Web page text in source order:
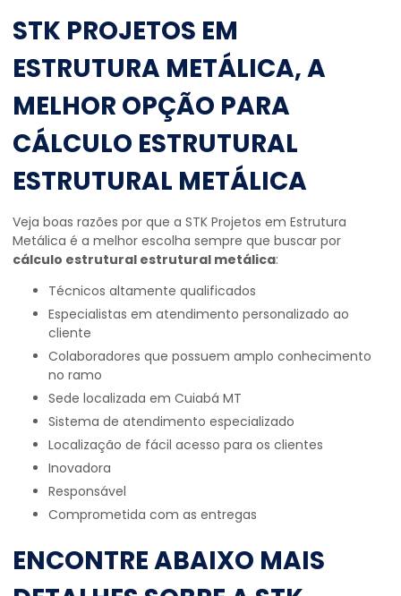
STK PROJETOS EM
ESTRUTURA METÁLICA, A
MELHOR OPÇÃO PARA
CÁLCULO ESTRUTURAL
ESTRUTURAL METÁLICA
Veja boas razões por que a STK Projetos em Estrutura
Metálica é a melhor escolha sempre que buscar por
cálculo estrutural estrutural metálica:
técnicos altamente qualificados
especialistas em atendimento personalizado ao
cliente
colaboradores que possuem amplo conhecimento
no ramo
sede localizada em Cuiabá MT
sistema de atendimento especializado
localização de fácil acesso para os clientes
inovadora
responsável
comprometida com as entregas
ENCONTRE ABAIXO MAIS